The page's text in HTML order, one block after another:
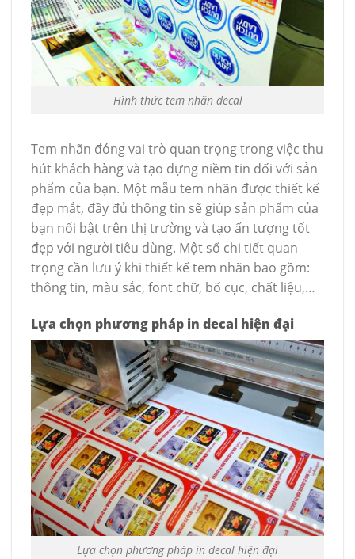
Hình thức tem nhãn decal
Tem nhãn đóng vai trò quan trọng trong việc thu
hút khách hàng và tạo dựng niềm tin đối với sản
phẩm của bạn. Một mẫu tem nhãn được thiết kế
đẹp mắt, đầy đủ thông tin sẽ giúp sản phẩm của
bạn nổi bật trên thị trường và tạo ấn tượng tốt
đẹp với người tiêu dùng. Một số chi tiết quan
trọng cần lưu ý khi thiết kế tem nhãn bao gồm:
thông tin, màu sắc, font chữ, bố cục, chất liệu,…
Lựa chọn phương pháp in decal hiện đại
Lựa chọn phương pháp in decal hiện đại